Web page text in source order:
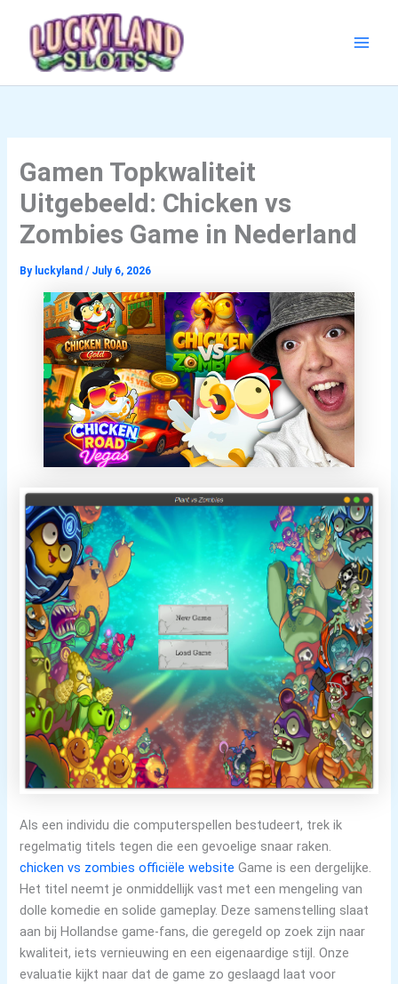
content
Gamen Topkwaliteit
Uitgebeeld: Chicken vs
Zombies Game in Nederland
By luckyland/ July 6, 2026
Als een individu die computerspellen bestudeert, trek ik
regelmatig titels tegen die een gevoelige snaar raken.
chicken vs zombies officiële website Game is een dergelijke.
Het titel neemt je onmiddellijk vast met een mengeling van
dolle komedie en solide gameplay. Deze samenstelling slaat
aan bij Hollandse game-fans, die geregeld op zoek zijn naar
kwaliteit, iets vernieuwing en een eigenaardige stijl. Onze
evaluatie kijkt naar dat de game zo geslaagd laat voor